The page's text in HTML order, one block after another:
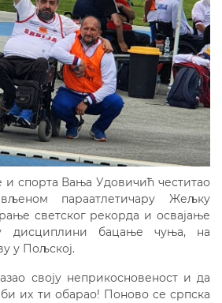
спорта Вања Удовичић честитао
параатлетичару Жељку
светског рекорда и освајање
дисциплини бацање чуња, на
у Пољској.
своју неприкосновеност и да
их ти обарао! Поново се српска